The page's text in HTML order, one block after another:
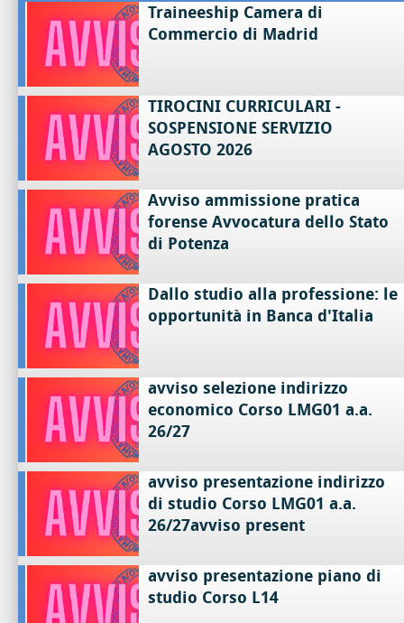
Traineeship Camera di
Commercio di Madrid
TIROCINI CURRICULARI -
SOSPENSIONE SERVIZIO
AGOSTO 2026
Avviso ammissione pratica
forense Avvocatura dello Stato
di Potenza
Dallo studio alla professione: le
opportunità in Banca d'Italia
avviso selezione indirizzo
economico Corso LMG01 a.a.
26/27
avviso presentazione indirizzo
di studio Corso LMG01 a.a.
26/27avviso present
avviso presentazione piano di
studio Corso L14